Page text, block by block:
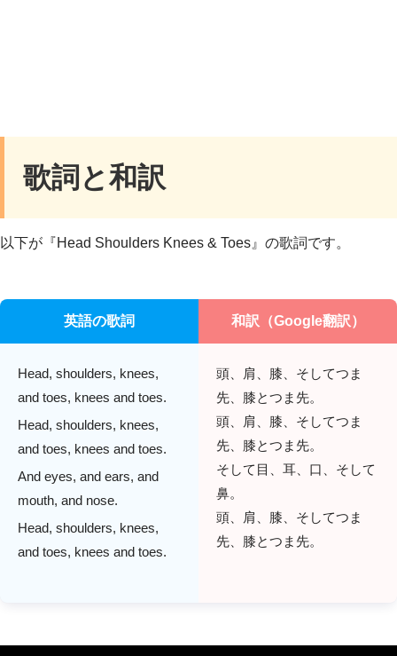
歌詞と和訳
以下が『Head Shoulders Knees & Toes』の歌詞です。
英語の歌詞
Head, shoulders, knees,
and toes, knees and toes.
Head, shoulders, knees,
and toes, knees and toes.
And eyes, and ears, and
mouth, and nose.
Head, shoulders, knees,
and toes, knees and toes.
和訳（Google翻訳）
頭、肩、膝、そしてつま
先、膝とつま先。
頭、肩、膝、そしてつま
先、膝とつま先。
そして目、耳、口、そして
鼻。
頭、肩、膝、そしてつま
先、膝とつま先。